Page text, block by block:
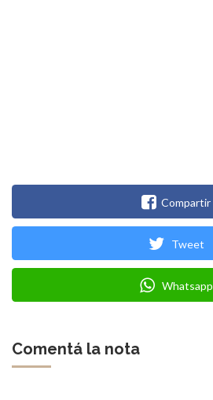
Compartir
Tweet
Whatsapp
Comentá la nota